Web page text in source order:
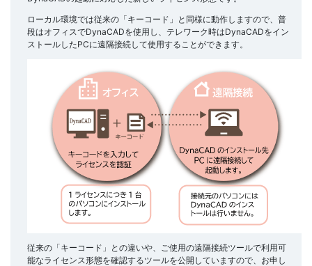
ローカル環境では従来の「キーコード」と同様に動作しますので、普
段はオフィスでDynaCADを使用し、テレワーク時はDynaCADをイン
ストールしたPCに遠隔接続して使用することができます。
従来の「キーコード」との違いや、ご使用の遠隔接続ツールで利用可
能なライセンス形態を確認するツールを公開していますので、お申し